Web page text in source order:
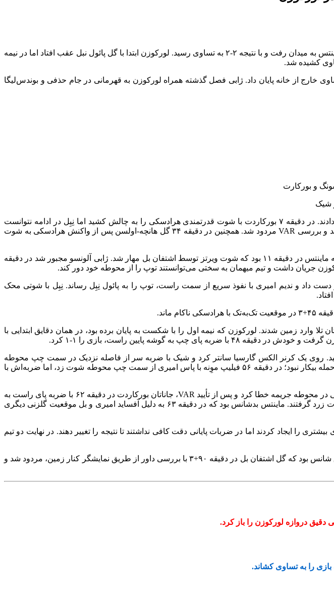
به گزارش “ورزش سه”، بایرلورکوزن در چارچوب بازی‌های هفته پایانی بوندس‌لیگا در ورزشگاه خانگی ماینتس به میدان رفت و با نتیجه ۲-۲ به تساوی رسید. لورکوزن ابتدا با گل پائول نبل عقب افتاد اما در نیمه
کشیده شد.
خارج از خانه پایان داد. ژابی فصل گذشته همراه لورکوزن به قهرمانی در جام حذفی و بوندس‌لیگا
و بورکارت
و شیک
نیمه اول بازی با برتری ماینتس آغاز شد. آن‌ها از همان ابتدا با حملات پیاپی لورکوزن را تحت فشار قرار دادند. در دقیقه ۷ بورکاردت با شوت قدرتمندی هرادسکی را به چالش کشید اما نِبِل در ادامه نتوانست
دروازه خالی را باز کند. ماینتس چندین فرصت دیگر هم داشت اما یک گل آن‌ها در دقیقه ۱۸ به دلیل آفساید و بررسی VAR مردود شد. همچنین در دقیقه ۳۴ گل هانچه-اولسن پس از واکنش هرادسکی به شوت
در مقابل، لورکوزن در خط حمله تقریباً هیچ حرفی برای گفتن نداشت. اولین حضور آن‌ها در محوطه جریمه ماینتس در دقیقه ۱۱ بود که شوت ویرتز توسط اشتفان بل مهار شد. ژابی آلونسو مجبور شد در دقیقه
هنگام بازی‌سازی توپ را از دست داد و ندیم امیری با نفوذ سریع از سمت راست، توپ را به پائول نِبِل رساند. نِبِل با شوتی محک
ماند.
وارد زمین شدند. لورکوزن که نیمه اول را با شکست به پایان برده بود، در همان دقایق ابتدایی با
داد و خیلی زود به گل دوم هم رسید. تیم میهمان در دقیقه ۵۳ به گل دوم رسید. روی یک کرنر الکس گارسیا سانتر کرد و شیک با ضربه سر از فاصله نزدیک در سمت چپ محوطه
شش‌قدم، توپ را به گوشه پایین راست فرستاد و نتیجه را ۲-۱ به سود لورکوزن کرد. در مقابل ماینتس در حمله بیکار نبود؛ در دقیقه ۵۶ فیلیپ موِنه با پاس امیری از سمت چپ محوطه شوت زد، اما ضربه‌اش با
بازی در دقایق بعد متعادل‌تر شد اما ماینتس در دقیقه ۵۸ یک پنالتی به دست آورد. آرتور روی جائه-سونگ لی در محوطه جریمه خطا کرد و پس از تأیید VAR، جاناتان بورکاردت در دقیقه ۶۲ با ضربه پای راست به
گوشه پایین راست، بازی را ۲-۲ کرد. در همین دقیقه، هینکاپیه و آرتور از لورکوزن به دلیل خطاهایشان کارت زرد گرفتند. ماینتس بدشانس بود که در دقیقه ۶۳ به دلیل آفساید امیری و بل موقعیت گلزنی دیگری
را ایجاد کردند اما در ضربات پایانی دقت کافی نداشتند تا نتیجه را تغییر دهند. در نهایت دو تیم
البته یک فرصت می‌توانست آخرین بازی ژابی روی نیمکت لورکوزن را با شکست همراهی کند اما او خوش شانس بود که گل اشتفان بل در دقیقه ۹۰+۳ با بررسی داور از طریق نمایشگر کنار زمین، مردود شد و
دقیق دروازه لورکوزن را باز کرد.
را به تساوی کشاند.